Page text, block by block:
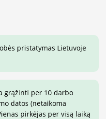
pristatymas Lietuvoje
grąžinti per 10 darbo
datos (netaikoma
pirkėjas per visą laiką